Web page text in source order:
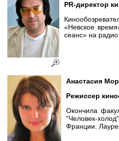
PR-директор
«Невское
сеанс» на
Анастасия
Режиссер
Окончила
"Человек-
Франции.